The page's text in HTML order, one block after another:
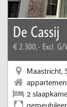
De Cassij
€ 2.300,- Excl. G/
Maastricht,
2